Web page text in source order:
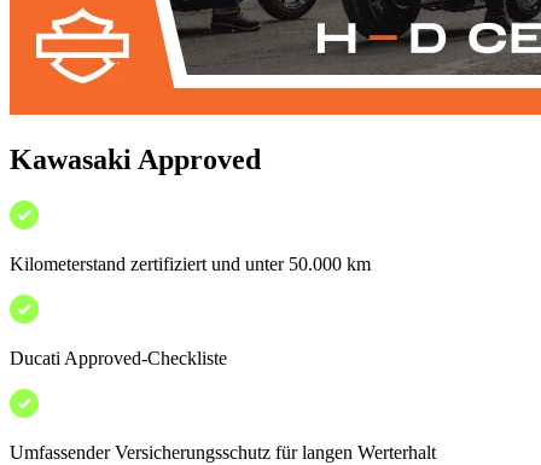
Kawasaki Approved
Kilometerstand zertifiziert und unter 50.000 km
Ducati Approved-Checkliste
Umfassender Versicherungsschutz für langen Werterhalt